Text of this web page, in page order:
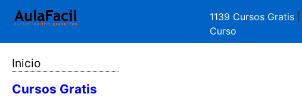
1139 Cursos Gratis
Curso
Inicio
Cursos Gratis